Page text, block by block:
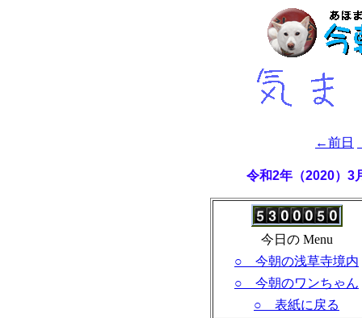
←前日
令和2年（2020）
今日の Menu
○ 今朝の浅草寺境内
○ 今朝のワンちゃん
○ 表紙に戻る